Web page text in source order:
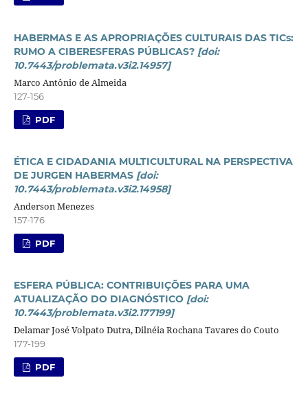
HABERMAS E AS APROPRIAÇÕES CULTURAIS DAS TICs:
RUMO A CIBERESFERAS PÚBLICAS? [doi:
10.7443/problemata.v3i2.14957]
Marco Antônio de Almeida
127-156
PDF
ÉTICA E CIDADANIA MULTICULTURAL NA PERSPECTIVA
DE JURGEN HABERMAS [doi:
10.7443/problemata.v3i2.14958]
Anderson Menezes
157-176
PDF
ESFERA PÚBLICA: CONTRIBUIÇÕES PARA UMA
ATUALIZAÇÃO DO DIAGNÓSTICO [doi:
10.7443/problemata.v3i2.177199]
Delamar José Volpato Dutra, Dilnéia Rochana Tavares do Couto
177-199
PDF